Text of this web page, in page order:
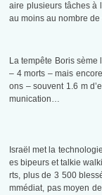
aire plusieurs tâches à
au moins au nombre
La tempête Boris sème
– 4 morts – mais
ons – souvent 1.6 m
munication…
Israël met la
es bipeurs et talkie
rts, plus de 3 500
mmédiat, pas moyen